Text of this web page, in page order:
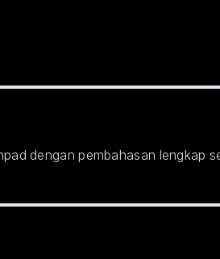
dengan pembahasan lengkap